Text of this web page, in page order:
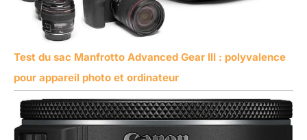
Test du sac Manfrotto Advanced Gear III : polyvalence
pour appareil photo et ordinateur